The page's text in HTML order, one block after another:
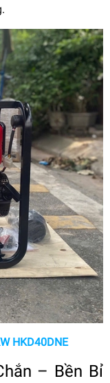
HKD40DNE
– Bền Bỉ